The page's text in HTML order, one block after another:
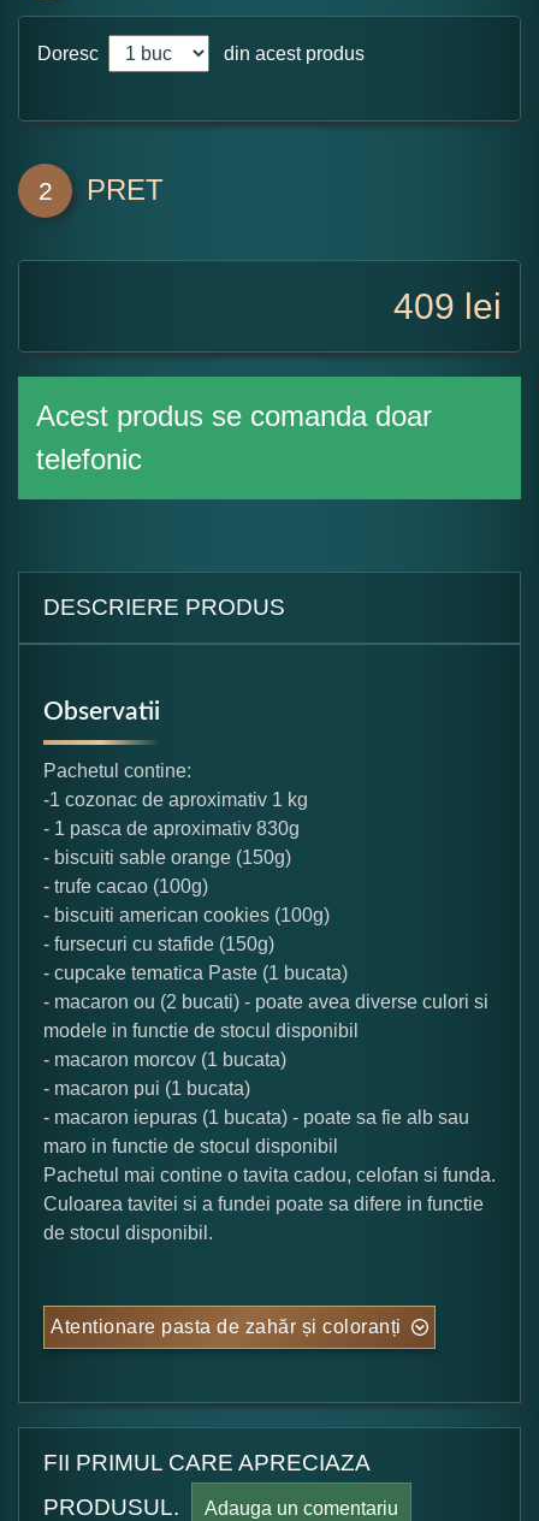
Doresc din acest produs
2 PRET
409 lei
Acest produs se comanda doar
telefonic
DESCRIERE PRODUS
Observatii
Pachetul contine:
-1 cozonac de aproximativ 1 kg
- 1 pasca de aproximativ 830g
- biscuiti sable orange (150g)
- trufe cacao (100g)
- biscuiti american cookies (100g)
- fursecuri cu stafide (150g)
- cupcake tematica Paste (1 bucata)
- macaron ou (2 bucati) - poate avea diverse culori si
modele in functie de stocul disponibil
- macaron morcov (1 bucata)
- macaron pui (1 bucata)
- macaron iepuras (1 bucata) - poate sa fie alb sau
maro in functie de stocul disponibil
Pachetul mai contine o tavita cadou, celofan si funda.
Culoarea tavitei si a fundei poate sa difere in functie
de stocul disponibil.
Atentionare pasta de zahăr și coloranți
FII PRIMUL CARE APRECIAZA
PRODUSUL.
Adauga un comentariu